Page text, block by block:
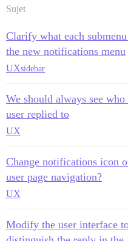
Sujet
Clarify what each
the new notifications menu
UXsidebar
We should always see who
user replied to
UX
Change notifications icon
user page navigation?
UX
Modify the user interface